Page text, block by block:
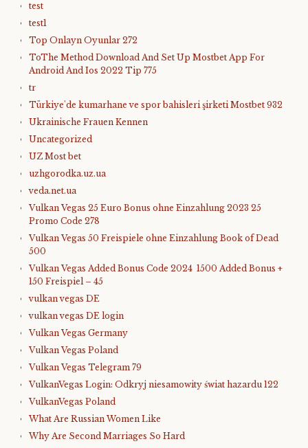
test
test1
Top Onlayn Oyunlar 272
ToThe Method Download And Set Up Mostbet App For
Android And Ios 2022 Tip 775
tr
Türkiye'de kumarhane ve spor bahisleri şirketi Mostbet 932
Ukrainische Frauen Kennen
Uncategorized
UZ Most bet
uzhgorodka.uz.ua
veda.net.ua
Vulkan Vegas 25 Euro Bonus ohne Einzahlung 2023 25
Promo Code 278
Vulkan Vegas 50 Freispiele ohne Einzahlung Book of Dead
500
Vulkan Vegas Added Bonus Code 2024 ️ 1500 Added Bonus +
150 Freispiel – 45
vulkan vegas DE
vulkan vegas DE login
Vulkan Vegas Germany
Vulkan Vegas Poland
Vulkan Vegas Telegram 79
VulkanVegas Login: Odkryj niesamowity świat hazardu 122
VulkanVegas Poland
What Are Russian Women Like
Why Are Second Marriages So Hard